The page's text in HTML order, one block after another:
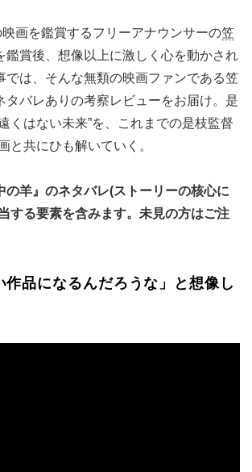
画を鑑賞するフリーアナウンサーの笠
鑑賞後、想像以上に激しく心を動かされ
では、そんな無類の映画ファンである笠
タバレありの考察レビューをお届け。是
くはない未来”を、これまでの是枝監督
と共にひも解いていく。
羊』のネタバレ(ストーリーの核心に
する要素を含みます。未見の方はご注
作品になるんだろうな」と想像し